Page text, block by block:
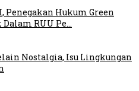
Penegakan Hukum Green
RUU Pe…
Nostalgia, Isu Lingkungan